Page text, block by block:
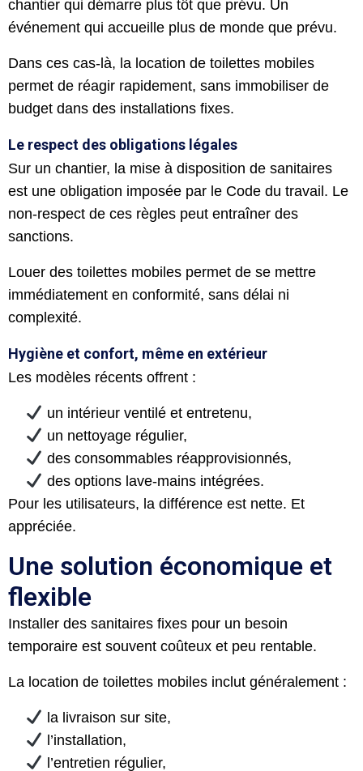
chantier qui démarre plus tôt que prévu. Un
événement qui accueille plus de monde que prévu.
Dans ces cas-là, la location de toilettes mobiles
permet de réagir rapidement, sans immobiliser de
budget dans des installations fixes.
Le respect des obligations légales
Sur un chantier, la mise à disposition de sanitaires
est une obligation imposée par le Code du travail. Le
non-respect de ces règles peut entraîner des
sanctions.
Louer des toilettes mobiles permet de se mettre
immédiatement en conformité, sans délai ni
complexité.
Hygiène et confort, même en extérieur
Les modèles récents offrent :
​ un intérieur ventilé et entretenu,
​ un nettoyage régulier,
​ des consommables réapprovisionnés,
​ des options lave-mains intégrées.
Pour les utilisateurs, la différence est nette. Et
appréciée.
Une solution économique et
flexible
Installer des sanitaires fixes pour un besoin
temporaire est souvent coûteux et peu rentable.
La location de toilettes mobiles inclut généralement :
​la livraison sur site,
​ l’installation,
​ l’entretien régulier,